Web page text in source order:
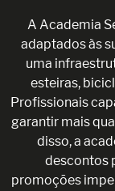
A Academia
adaptados às
uma
esteiras,
Profissionais
garantir mais
disso, a
descontos
promoções